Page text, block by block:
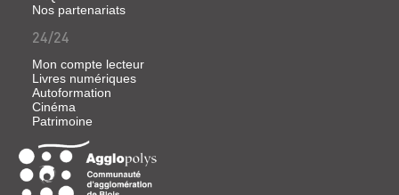
Nos partenariats
24/24
Mon compte lecteur
Livres numériques
Autoformation
Cinéma
Patrimoine